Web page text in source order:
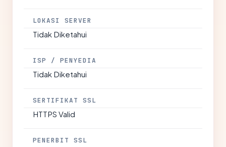
LOKASI SERVER
Tidak Diketahui
ISP / PENYEDIA
Tidak Diketahui
SERTIFIKAT SSL
HTTPS Valid
PENERBIT SSL